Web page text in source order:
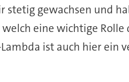
stetig gewachsen und
eine wichtige
ist auch hier ein